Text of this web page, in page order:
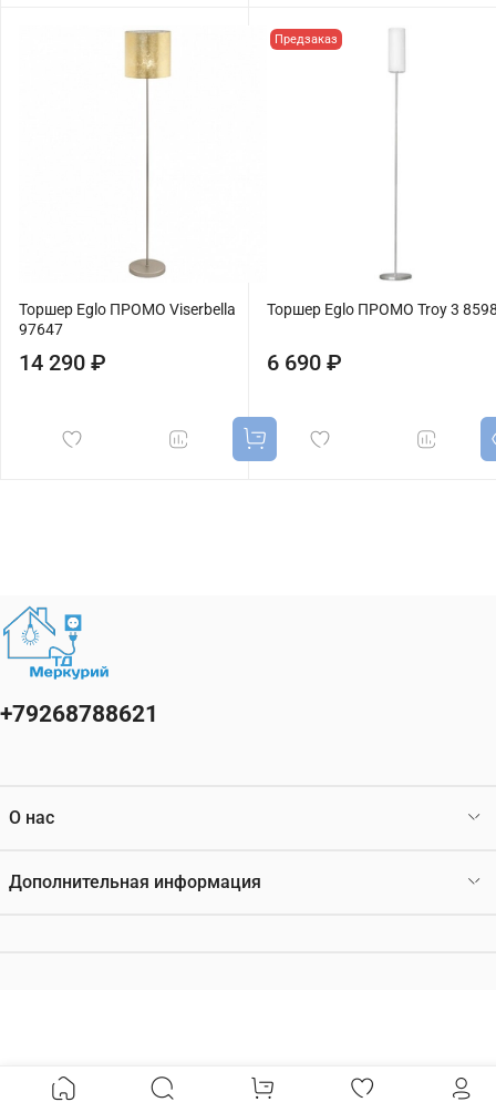
Торшер Eglo ПРОМО Viserbella
97647
14 290 ₽
Предзаказ
Торшер Eglo ПРОМО Troy 3
6 690 ₽
О нас
Дополнительная информация
+79268788621